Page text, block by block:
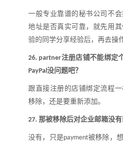
一般专业靠谱的秘书公司不
地址是否真实可靠，就先用
验的同学分享经验后，再去操
26.partner注册店铺不能绑定
PayPal没问题吧？
跟直接注册的店铺绑定流程
移除，还是要重新添加。
27. 那被移除后对企业邮箱没
没有，只是payment被移除，